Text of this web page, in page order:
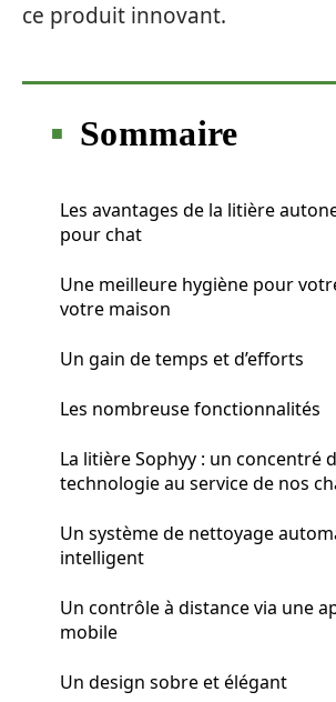
ce produit innovant.
Sommaire
Les avantages de la litière
pour chat
Une meilleure hygiène pour
votre maison
Un gain de temps et d’efforts
Les nombreuse fonctionnalités
La litière Sophyy : un concentré
technologie au service de nos
Un système de nettoyage
intelligent
Un contrôle à distance via une
mobile
Un design sobre et élégant